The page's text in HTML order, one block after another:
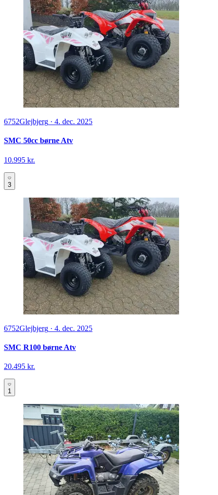
6752Glejbjerg · 4. dec. 2025
SMC 50cc børne Atv
10.995 kr.
3
6752Glejbjerg · 4. dec. 2025
SMC R100 børne Atv
20.495 kr.
1